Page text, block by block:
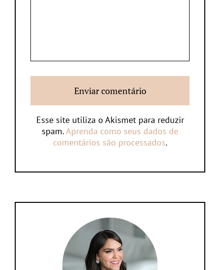
Esse site utiliza o Akismet para reduzir
spam.Aprenda como seus dados de
comentários são processados.